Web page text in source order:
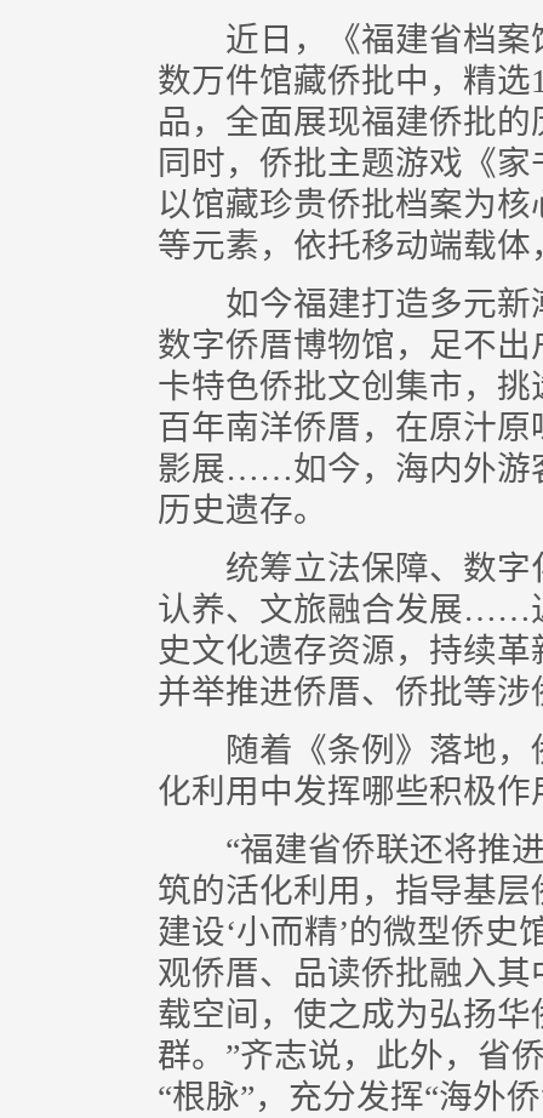
近日，《福建省档案
数万件馆藏侨批中，精选
品，全面展现福建侨批
同时，侨批主题游戏《
以馆藏珍贵侨批档案为
等元素，依托移动端载
如今福建打造多元新
数字侨厝博物馆，足不
卡特色侨批文创集市，
百年南洋侨厝，在原汁
影展……如今，海内外游
历史遗存。
统筹立法保障、数字
认养、文旅融合发展……
史文化遗存资源，持续
并举推进侨厝、侨批等
随着《条例》落地，
化利用中发挥哪些积极作
“福建省侨联还将推进
筑的活化利用，指导基
建设‘小而精’的微型侨
观侨厝、品读侨批融入
载空间，使之成为弘扬
群。”齐志说，此外，省
“根脉”，充分发挥“海外